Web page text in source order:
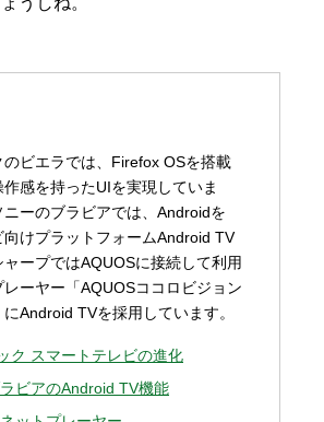
のビエラでは、Firefox OSを搭載
作感を持ったUIを実現していま
ーのブラビアでは、Androidを
けプラットフォームAndroid TV
ープではAQUOSに接続して利用
ーヤー「AQUOSココロビジョン
Android TVを採用しています。
ク スマートテレビの進化
ビアのAndroid TV機能